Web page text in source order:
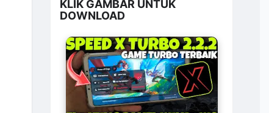
KLIK GAMBAR UNTUK
DOWNLOAD